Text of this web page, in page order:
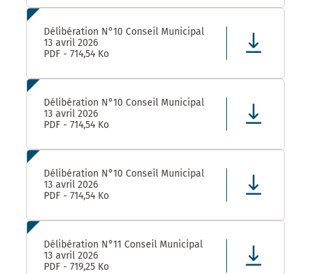
Délibération N°10 Conseil Municipal
13 avril 2026
PDF - 714,54 Ko
Délibération N°10 Conseil Municipal
13 avril 2026
PDF - 714,54 Ko
Délibération N°10 Conseil Municipal
13 avril 2026
PDF - 714,54 Ko
Délibération N°11 Conseil Municipal
13 avril 2026
PDF - 719,25 Ko